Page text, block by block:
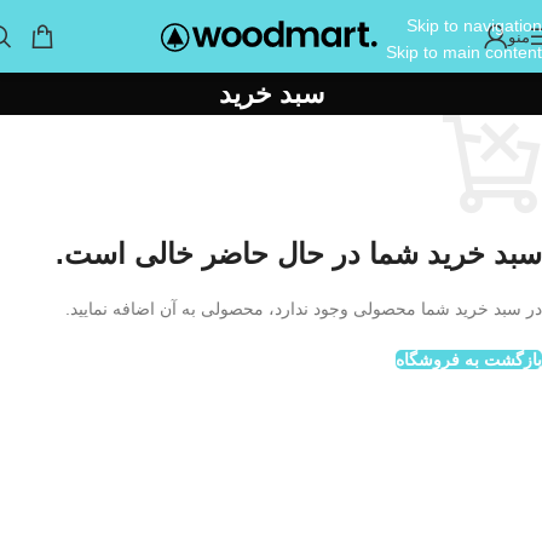
Skip to navigation
Skip to main content
منو
سبد خرید
سبد خرید شما در حال حاضر خالی است.
در سبد خرید شما محصولی وجود ندارد، محصولی به آن اضافه نمایید.
بازگشت به فروشگاه